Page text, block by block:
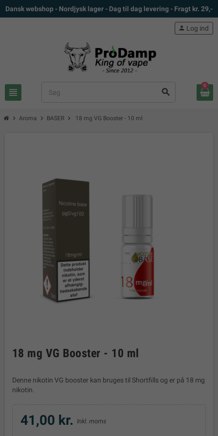
Dansk webshop - Nordjysk lager - Dag til dag levering - Fragt kr. 29,-
view_headline search
person Log ind
0
chevron_right Aroma chevron_right BASER chevron_right 18 mg VG Booster - 10 ml
18 mg VG Booster - 10 ml
Denne nikotin VG booster kan bruges til Shortfills og er på 18 mg
nikotin.
41,00 kr. Inkl. moms